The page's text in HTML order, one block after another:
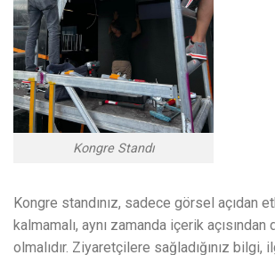
Kongre Standı
Kongre standınız, sadece görsel açıdan
kalmamalı, aynı zamanda içerik açısından
olmalıdır. Ziyaretçilere sağladığınız bilgi,